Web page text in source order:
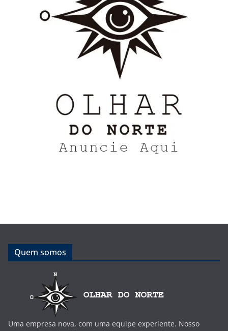
Quem somos
Uma empresa nova, com uma equipe experiente. Nosso